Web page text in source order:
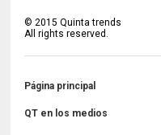
© 2015 Quinta trends
All rights reserved.
Página principal
QT en los medios